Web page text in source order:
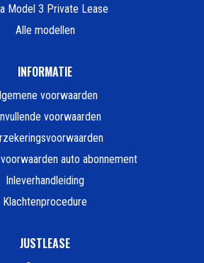
Model 3 Private Lease
Alle modellen
INFORMATIE
voorwaarden
voorwaarden
auto abonnement
Inleverhandleiding
Klachtenprocedure
JUSTLEASE